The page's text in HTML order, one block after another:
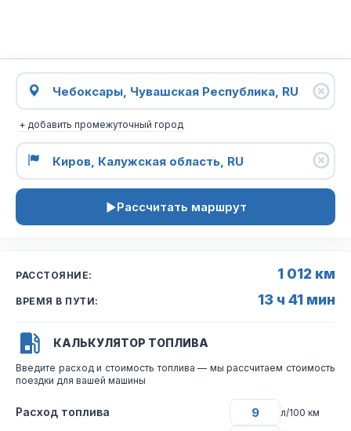
+ добавить промежуточный город
Рассчитать маршрут
РАССТОЯНИЕ: 1 012 км
ВРЕМЯ В ПУТИ: 13 ч 41 мин
КАЛЬКУЛЯТОР ТОПЛИВА
Введите расход и стоимость топлива — мы рассчитаем стоимость
поездки для вашей машины
Расход топлива л/100 км